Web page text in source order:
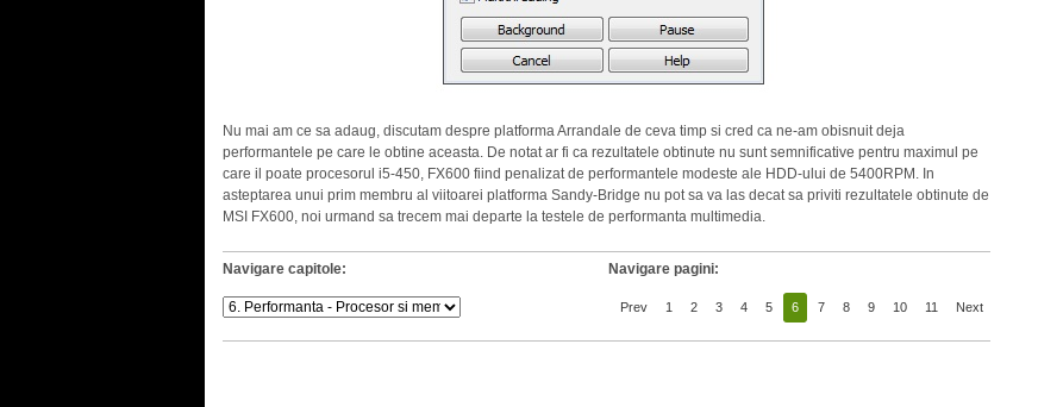
Nu mai am ce sa adaug, discutam despre platforma Arrandale de ceva timp si cred ca ne-am obisnuit deja
performantele pe care le obtine aceasta. De notat ar fi ca rezultatele obtinute nu sunt semnificative pentru maximul pe
care il poate procesorul i5-450, FX600 fiind penalizat de performantele modeste ale HDD-ului de 5400RPM. In
asteptarea unui prim membru al viitoarei platforma Sandy-Bridge nu pot sa va las decat sa priviti rezultatele obtinute de
MSI FX600, noi urmand sa trecem mai departe la testele de performanta multimedia.
Navigare capitole: Navigare pagini:
Prev 1 2 3 4 5 6 7 8 9 10 11 Next